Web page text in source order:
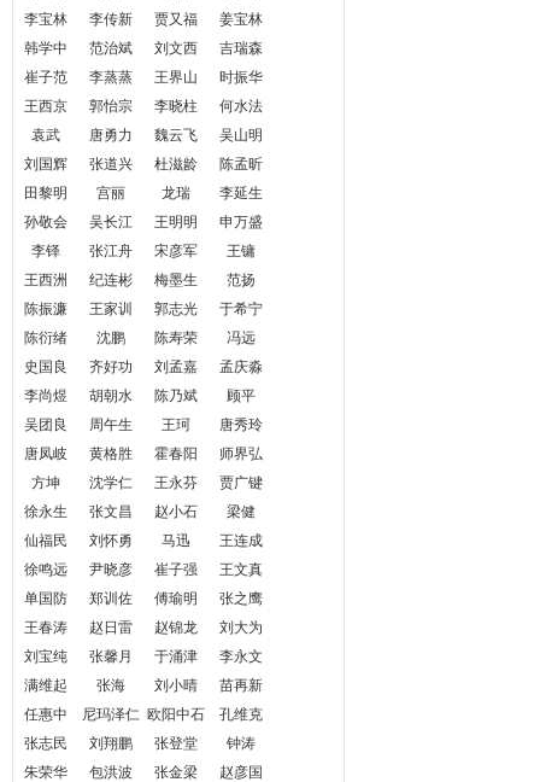
李宝林
李传新 贾又福
姜宝林
韩学中
范治斌 刘文西
吉瑞森
崔子范
李蒸蒸 王界山
时振华
王西京
郭怡宗 李晓柱
何水法
袁武
唐勇力 魏云飞
吴山明
刘国辉
张道兴 杜滋龄
陈孟昕
田黎明
宫丽 龙瑞
李延生
孙敬会
吴长江 王明明
申万盛
李铎
张江舟 宋彦军
王镛
王西洲
纪连彬 梅墨生
范扬
陈振濂
王家训 郭志光
于希宁
陈衍绪
沈鹏 陈寿荣
冯远
史国良
齐好功 刘孟嘉
孟庆淼
李尚煜
胡朝水 陈乃斌
顾平
吴团良
周午生 王珂
唐秀玲
唐凤岐
黄格胜 霍春阳
师界弘
方坤
沈学仁 王永芬
贾广键
徐永生
张文昌 赵小石
梁健
仙福民
刘怀勇 马迅
王连成
徐鸣远
尹晓彦 崔子强
王文真
单国防
郑训佐 傅瑜明
张之鹰
王春涛
赵日雷 赵锦龙
刘大为
刘宝纯
张馨月 于涌津
李永文
满维起
张海 刘小晴
苗再新
任惠中
尼玛泽仁 欧阳中石
孔维克
张志民
刘翔鹏 张登堂
钟涛
朱荣华
包洪波 张金梁
赵彦国